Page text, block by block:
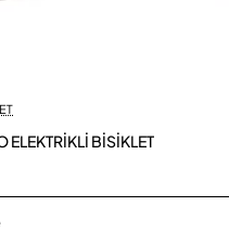
ELEKTRİKLİ BİSİKLET